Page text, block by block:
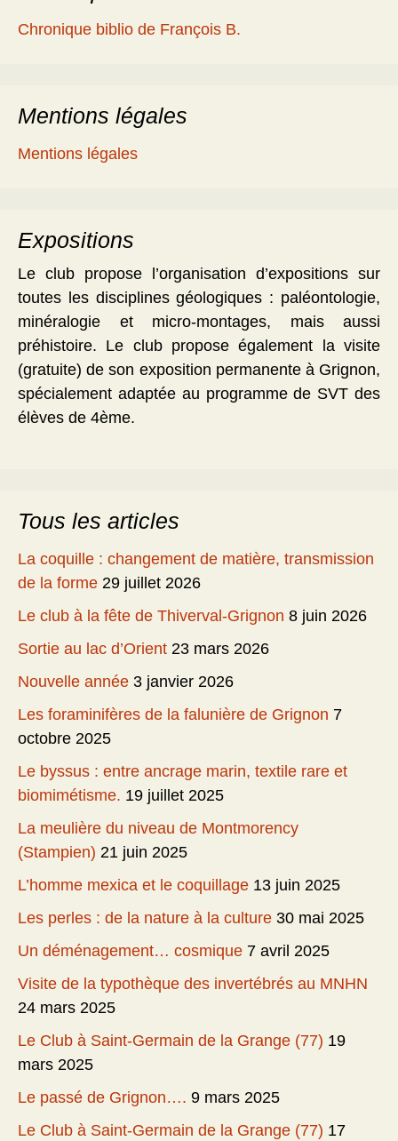
Chronique biblio de François B.
Mentions légales
Mentions légales
Expositions
Le club propose l’organisation d’expositions sur
toutes les disciplines géologiques : paléontologie,
minéralogie et micro-montages, mais aussi
préhistoire. Le club propose également la visite
(gratuite) de son exposition permanente à Grignon,
spécialement adaptée au programme de SVT des
élèves de 4ème.
Tous les articles
La coquille : changement de matière, transmission
de la forme 29 juillet 2026
Le club à la fête de Thiverval-Grignon 8 juin 2026
Sortie au lac d’Orient 23 mars 2026
Nouvelle année 3 janvier 2026
Les foraminifères de la falunière de Grignon 7
octobre 2025
Le byssus : entre ancrage marin, textile rare et
biomimétisme. 19 juillet 2025
La meulière du niveau de Montmorency
(Stampien) 21 juin 2025
L’homme mexica et le coquillage 13 juin 2025
Les perles : de la nature à la culture 30 mai 2025
Un déménagement… cosmique 7 avril 2025
Visite de la typothèque des invertébrés au MNHN
24 mars 2025
Le Club à Saint-Germain de la Grange (77) 19
mars 2025
Le passé de Grignon…. 9 mars 2025
Le Club à Saint-Germain de la Grange (77) 17